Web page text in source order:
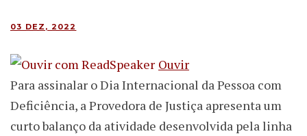
03 DEZ, 2022
Ouvir
Para assinalar o Dia Internacional da Pessoa com
Deficiência, a Provedora de Justiça apresenta um
curto balanço da atividade desenvolvida pela linha